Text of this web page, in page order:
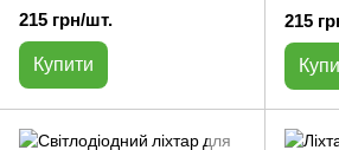
215 грн/шт.
Купити
215